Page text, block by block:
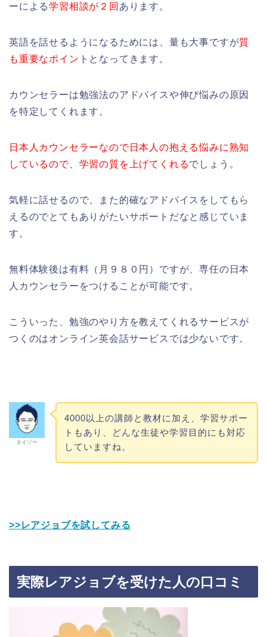
ーによる学習相談が２回 あります。
英語を話せるようになるためには、量も大事ですが質
も重要なポイン トとなってきます。
カウンセラーは勉強法のアドバイスや伸び悩みの原因
を特定してくれます。
日本人カウンセラーなので日本人の抱える悩みに熟知
しているので、学習の質を上げてくれるでしょう。
気軽に話せるので、また的確なアドバイスをしてもら
えるのでとてもありがたいサポートだなと感じていま
す。
無料体験後は有料（月９８０円）ですが、専任の日本
人カウンセラーをつけることが可能です。
こういった、勉強のやり方を教えてくれるサービスが
つくのはオンライン英会話サービスでは少ないです。
タイゾー
4000以上の講師と教材に加え、学習サポー
トもあり、どんな生徒や学習目的にも対応
していますね。
>>レアジョブを試してみる
実際レアジョブを受けた人の口コミ